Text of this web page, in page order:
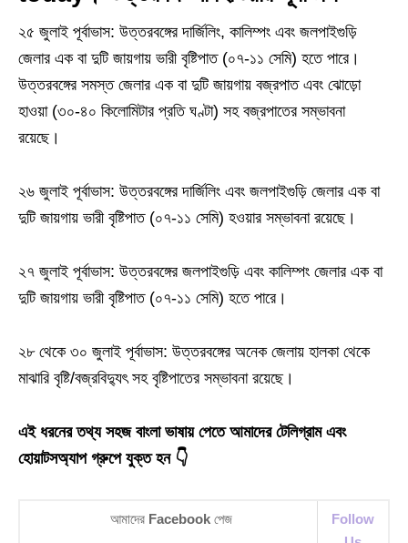
২৫ জুলাই পূর্বাভাস: উত্তরবঙ্গের দার্জিলিং, কালিম্পং এবং জলপাইগুড়ি
জেলার এক বা দুটি জায়গায় ভারী বৃষ্টিপাত (০৭-১১ সেমি) হতে পারে।
উত্তরবঙ্গের সমস্ত জেলার এক বা দুটি জায়গায় বজ্রপাত এবং ঝোড়ো
হাওয়া (৩০-৪০ কিলোমিটার প্রতি ঘণ্টা) সহ বজ্রপাতের সম্ভাবনা
রয়েছে।
২৬ জুলাই পূর্বাভাস: উত্তরবঙ্গের দার্জিলিং এবং জলপাইগুড়ি জেলার এক বা
দুটি জায়গায় ভারী বৃষ্টিপাত (০৭-১১ সেমি) হওয়ার সম্ভাবনা রয়েছে।
২৭ জুলাই পূর্বাভাস: উত্তরবঙ্গের জলপাইগুড়ি এবং কালিম্পং জেলার এক বা
দুটি জায়গায় ভারী বৃষ্টিপাত (০৭-১১ সেমি) হতে পারে।
২৮ থেকে ৩০ জুলাই পূর্বাভাস: উত্তরবঙ্গের অনেক জেলায় হালকা থেকে
মাঝারি বৃষ্টি/বজ্রবিদ্যুৎ সহ বৃষ্টিপাতের সম্ভাবনা রয়েছে।
এই ধরনের তথ্য সহজ বাংলা ভাষায় পেতে আমাদের টেলিগ্রাম এবং
হোয়াটসঅ্যাপ গ্রুপে যুক্ত হন 👇
আমাদের Facebook পেজ
Follow